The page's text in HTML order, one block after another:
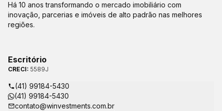
Há 10 anos transformando o mercado imobiliário com
inovação, parcerias e imóveis de alto padrão nas melhores
regiões.
Escritório
CRECI: 5589J
(41) 99184-5430
(41) 99184-5430
contato@winvestments.com.br